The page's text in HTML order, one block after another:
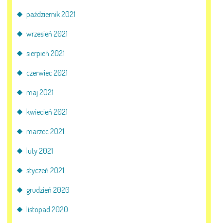
październik 2021
wrzesień 2021
sierpień 2021
czerwiec 2021
maj 2021
kwiecień 2021
marzec 2021
luty 2021
styczeń 2021
grudzień 2020
listopad 2020